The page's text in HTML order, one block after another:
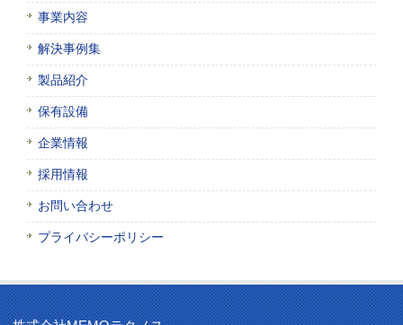
事業内容
解決事例集
製品紹介
保有設備
企業情報
採用情報
お問い合わせ
プライバシーポリシー